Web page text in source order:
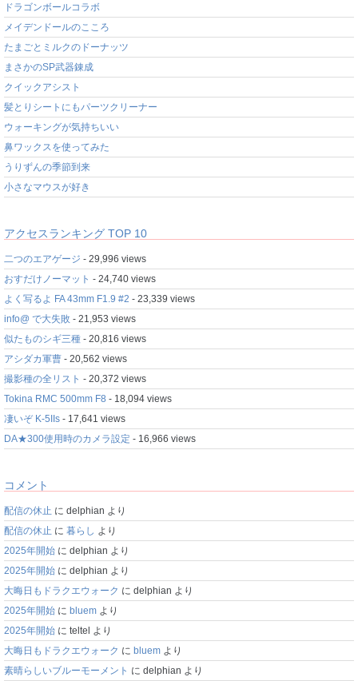
ドラゴンボールコラボ
メイデンドールのこころ
たまごとミルクのドーナッツ
まさかのSP武器錬成
クイックアシスト
髪とりシートにもパーツクリーナー
ウォーキングが気持ちいい
鼻ワックスを使ってみた
うりずんの季節到来
小さなマウスが好き
アクセスランキング TOP 10
二つのエアゲージ - 29,996 views
おすだけノーマット - 24,740 views
よく写るよ FA 43mm F1.9 #2 - 23,339 views
info@ で大失敗 - 21,953 views
似たものシギ三種 - 20,816 views
アシダカ軍曹 - 20,562 views
撮影種の全リスト - 20,372 views
Tokina RMC 500mm F8 - 18,094 views
凄いぞ K-5IIs - 17,641 views
DA★300使用時のカメラ設定 - 16,966 views
コメント
配信の休止 に delphian より
配信の休止 に 暮らし より
2025年開始 に delphian より
2025年開始 に delphian より
大晦日もドラクエウォーク に delphian より
2025年開始 に bluem より
2025年開始 に teltel より
大晦日もドラクエウォーク に bluem より
素晴らしいブルーモーメント に delphian より